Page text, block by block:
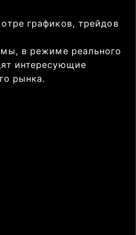
графиков, трейдов
в режиме реального
интересующие
рынка.